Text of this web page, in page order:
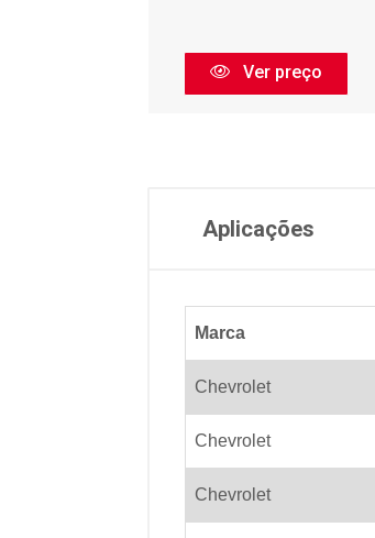
Ver preço
Aplicações
Marca
Chevrolet
Chevrolet
Chevrolet